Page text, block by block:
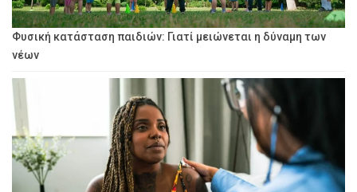
Φυσική κατάσταση παιδιών: Γιατί μειώνεται η δύναμη των
νέων